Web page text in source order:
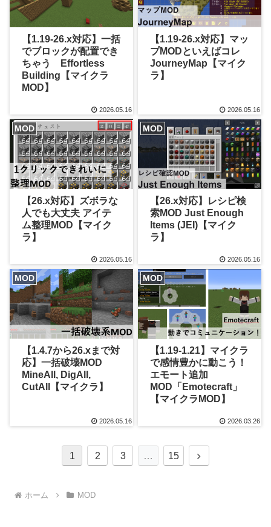
【1.19-26.x対応】一括
でブロックが配置でき
ちゃう Effortless
Building【マイクラ
MOD】
2026.05.16
【1.19-26.x対応】マッ
プMODといえばコレ
JourneyMap【マイク
ラ】
2026.05.16
MOD
【26.x対応】ズボラな
人でも大丈夫 アイテ
ム整理MOD【マイク
ラ】
2026.05.16
MOD
【26.x対応】レシピ検
索MOD Just Enough
Items (JEI)【マイク
ラ】
2026.05.16
MOD
【1.4.7から26.xまで対
応】一括破壊MOD
MineAll, DigAll,
CutAll【マイクラ】
2026.05.16
MOD
【1.19-1.21】マイクラ
で感情豊かに動こう！
エモート追加
MOD「Emotecraft」
【マイクラMOD】
2026.03.26
1 2 3 … 15
次
ホーム MOD